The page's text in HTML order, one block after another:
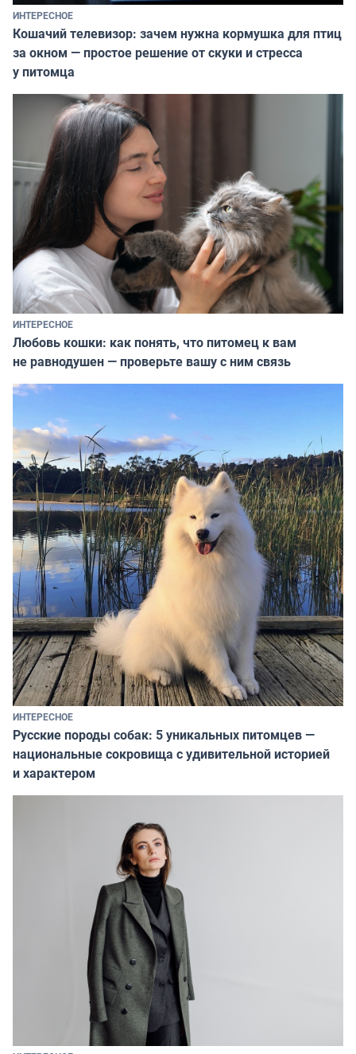
ИНТЕРЕСНОЕ
Кошачий телевизор: зачем нужна кормушка для птиц
за окном — простое решение от скуки и стресса
у питомца
ИНТЕРЕСНОЕ
Любовь кошки: как понять, что питомец к вам
не равнодушен — проверьте вашу с ним связь
ИНТЕРЕСНОЕ
Русские породы собак: 5 уникальных питомцев —
национальные сокровища с удивительной историей
и характером